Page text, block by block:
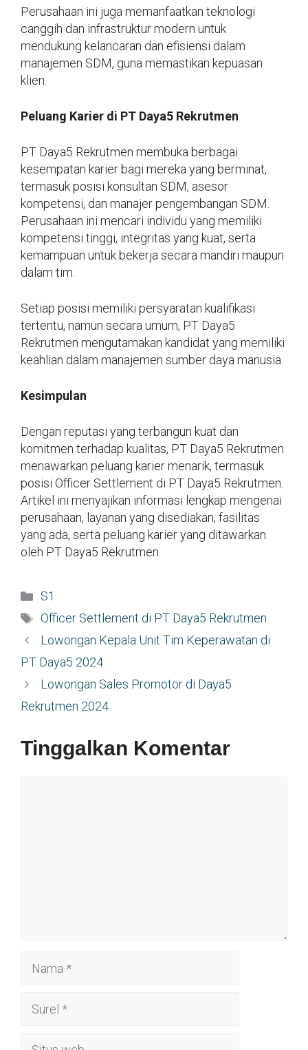
Perusahaan ini juga memanfaatkan teknologi
canggih dan infrastruktur modern untuk
mendukung kelancaran dan efisiensi dalam
manajemen SDM, guna memastikan kepuasan
klien.
Peluang Karier di PT Daya5 Rekrutmen
PT Daya5 Rekrutmen membuka berbagai
kesempatan karier bagi mereka yang berminat,
termasuk posisi konsultan SDM, asesor
kompetensi, dan manajer pengembangan SDM.
Perusahaan ini mencari individu yang memiliki
kompetensi tinggi, integritas yang kuat, serta
kemampuan untuk bekerja secara mandiri maupun
dalam tim.
Setiap posisi memiliki persyaratan kualifikasi
tertentu, namun secara umum, PT Daya5
Rekrutmen mengutamakan kandidat yang memiliki
keahlian dalam manajemen sumber daya manusia.
Kesimpulan
Dengan reputasi yang terbangun kuat dan
komitmen terhadap kualitas, PT Daya5 Rekrutmen
menawarkan peluang karier menarik, termasuk
posisi Officer Settlement di PT Daya5 Rekrutmen.
Artikel ini menyajikan informasi lengkap mengenai
perusahaan, layanan yang disediakan, fasilitas
yang ada, serta peluang karier yang ditawarkan
oleh PT Daya5 Rekrutmen.
Kategori
S1
Tag
Officer Settlement di PT Daya5 Rekrutmen
Lowongan Kepala Unit Tim Keperawatan di
PT Daya5 2024
Lowongan Sales Promotor di Daya5
Rekrutmen 2024
Tinggalkan Komentar